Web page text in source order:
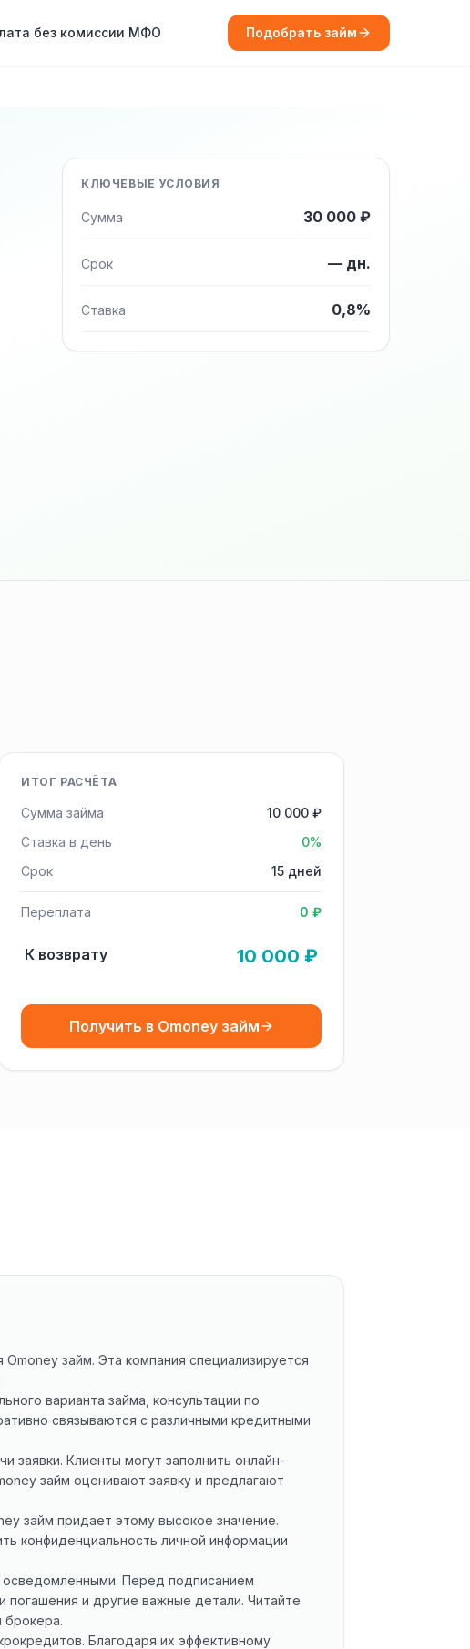
без комиссии МФО Подобрать займ
КЛЮЧЕВЫЕ УСЛОВИЯ
Сумма 30 000 ₽
Срок — дн.
Ставка 0,8%
ИТОГ РАСЧЁТА
Сумма займа
10 000 ₽
Ставка в день
0%
Срок
15 дней
Переплата 0 ₽
К возврату 10 000 ₽
Получить в Omoney займ
займ. Эта компания специализируется
варианта займа, консультации по
связываются с различными кредитными
заявки. Клиенты могут заполнить онлайн-
займ оценивают заявку и предлагают
займ придает этому высокое значение.
конфиденциальность личной информации
Перед подписанием
погашения и другие важные детали. Читайте
брокера.
Благодаря их эффективному